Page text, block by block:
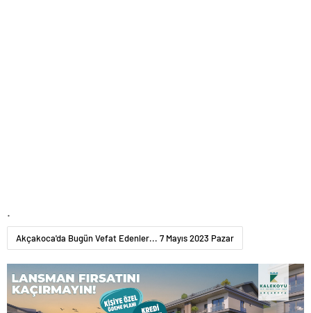
Akçakoca'da Bugün Vefat Edenler... 7 Mayıs 2023 Pazar